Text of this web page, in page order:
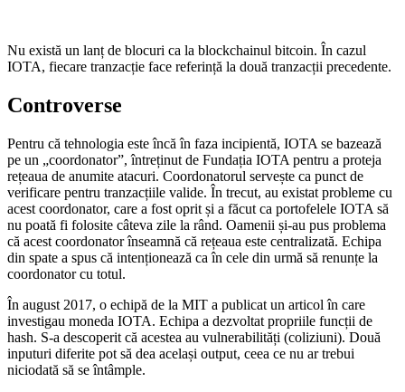
Nu există un lanț de blocuri ca la blockchainul bitcoin. În cazul
IOTA, fiecare tranzacție face referință la două tranzacții precedente.
Controverse
Pentru că tehnologia este încă în faza incipientă, IOTA se bazează
pe un „coordonator”, întreținut de Fundația IOTA pentru a proteja
rețeaua de anumite atacuri. Coordonatorul servește ca punct de
verificare pentru tranzacțiile valide. În trecut, au existat probleme cu
acest coordonator, care a fost oprit și a făcut ca portofelele IOTA să
nu poată fi folosite câteva zile la rând. Oamenii și-au pus problema
că acest coordonator înseamnă că rețeaua este centralizată. Echipa
din spate a spus că intenționează ca în cele din urmă să renunțe la
coordonator cu totul.
În august 2017, o echipă de la MIT a publicat un articol în care
investigau moneda IOTA. Echipa a dezvoltat propriile funcții de
hash. S-a descoperit că acestea au vulnerabilități (coliziuni). Două
inputuri diferite pot să dea același output, ceea ce nu ar trebui
niciodată să se întâmple.